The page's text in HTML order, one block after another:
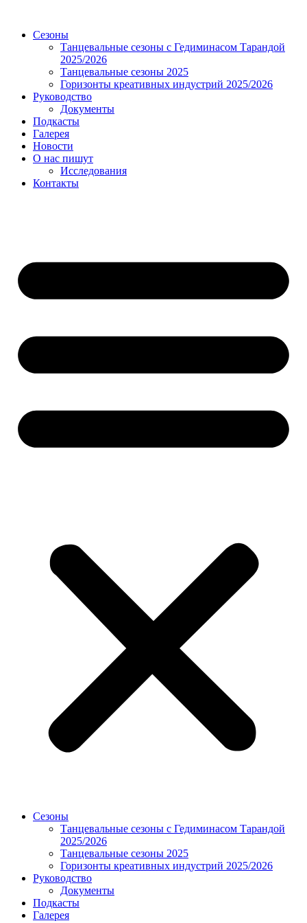
Сезоны
Танцевальные сезоны с Гедиминасом Тарандой
2025/2026
Танцевальные сезоны 2025
Горизонты креативных индустрий 2025/2026
Руководство
Документы
Подкасты
Галерея
Новости
О нас пишут
Исследования
Контакты
Сезоны
Танцевальные сезоны с Гедиминасом Тарандой
2025/2026
Танцевальные сезоны 2025
Горизонты креативных индустрий 2025/2026
Руководство
Документы
Подкасты
Галерея